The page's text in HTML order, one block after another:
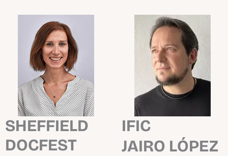
SHEFFIELD
DOCFEST
IFIC
JAIRO LÓPEZ